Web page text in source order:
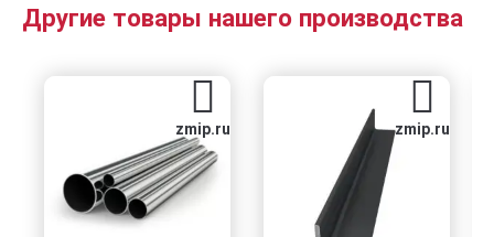
Другие товары нашего производства
zmip.ru zmip.ru